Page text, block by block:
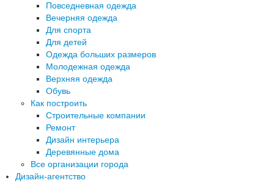
Повседневная одежда
Вечерняя одежда
Для спорта
Для детей
Одежда больших размеров
Молодежная одежда
Верхняя одежда
Обувь
Как построить
Строительные компании
Ремонт
Дизайн интерьера
Деревянные дома
Все организации города
Дизайн-агентство